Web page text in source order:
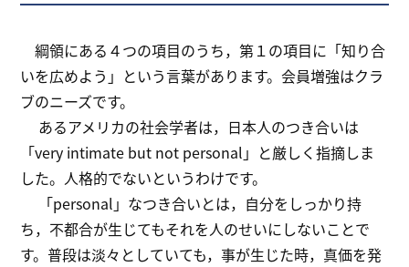
綱領にある４つの項目のうち，第１の項目に「知り合
いを広めよう」という言葉があります。会員増強はクラ
ブのニーズです。
あるアメリカの社会学者は，日本人のつき合いは
「very intimate but not personal」と厳しく指摘しま
した。人格的でないというわけです。
「personal」なつき合いとは，自分をしっかり持
ち，不都合が生じてもそれを人のせいにしないことで
す。普段は淡々としていても，事が生じた時，真価を発